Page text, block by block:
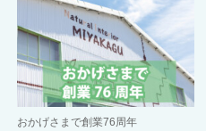
おかげさまで創業76周年